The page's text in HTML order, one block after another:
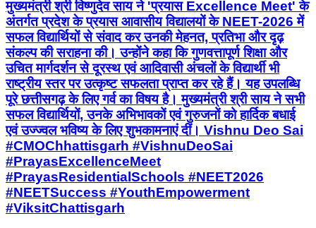
मुख्यमंत्री श्री विष्णुदेव साय ने 'प्रयास Excellence Meet' के
अंतर्गत प्रदेश के प्रयास आवासीय विद्यालयों के NEET-2026 में
सफल विद्यार्थियों से संवाद कर उनकी मेहनत, प्रतिभा और दृढ़
संकल्प की सराहना की। उन्होंने कहा कि गुणवत्तापूर्ण शिक्षा और
उचित मार्गदर्शन से दूरस्थ एवं आदिवासी अंचलों के विद्यार्थी भी
राष्ट्रीय स्तर पर उत्कृष्ट सफलता प्राप्त कर रहे हैं। यह उपलब्धि
पूरे छत्तीसगढ़ के लिए गर्व का विषय है। मुख्यमंत्री श्री साय ने सभी
सफल विद्यार्थियों, उनके अभिभावकों एवं गुरुजनों को हार्दिक बधाई
एवं उज्ज्वल भविष्य के लिए शुभकामनाएं दीं। Vishnu Deo Sai
#CMOChhattisgarh #VishnuDeoSai
#PrayasExcellenceMeet
#PrayasResidentialSchools #NEET2026
#NEETSuccess #YouthEmpowerment
#ViksitChattisgarh